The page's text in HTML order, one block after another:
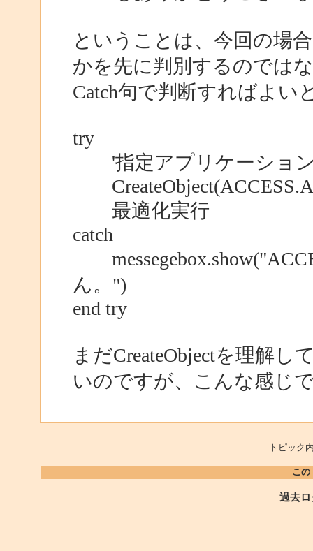
ということは、今回の場
かを先に判別するのでは
Catch句で判断すればよい
try
'指定アプリケーション
最適化実行
catch
ん。")
end try
まだCreateObjectを理解
いのですが、こんな感じ
トピッ
この
過去